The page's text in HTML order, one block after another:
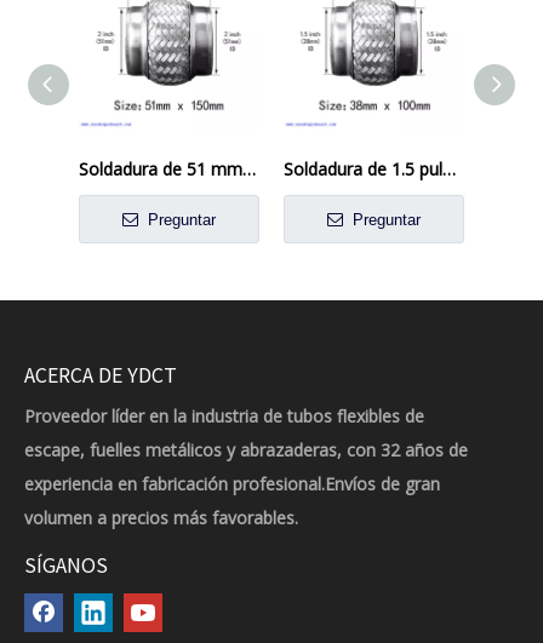
Soldadura de 51 mm x 150 mm en la tubería flexible de la tubería Flexi Junta flexible Reparación del tubo flexible
Preguntar
Soldadura de 1.5 pulgadas x 4 pulgadas en la tubería flexible de la tubería flexible reparación del tubo flexible
Preguntar
ACERCA DE YDCT
Proveedor líder en la industria de tubos flexibles de
escape, fuelles metálicos y abrazaderas, con 32 años de
experiencia en fabricación profesional.Envíos de gran
volumen a precios más favorables.
SÍGANOS